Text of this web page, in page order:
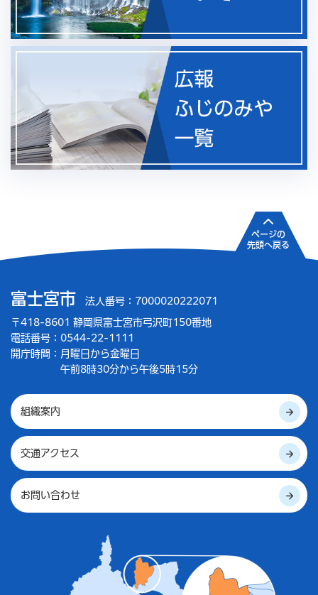
富士宮市 法人番号：7000020222071
〒418-8601 静岡県富士宮市弓沢町150番地
電話番号：0544-22-1111
開庁時間： 月曜日から金曜日
午前8時30分から午後5時15分
組織案内
交通アクセス
お問い合わせ
ページの
先頭へ戻る